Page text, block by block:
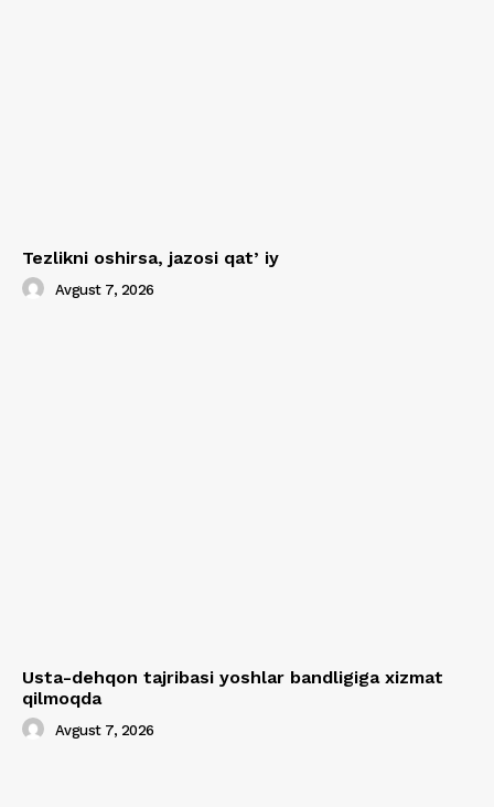
Tezlikni oshirsa, jazosi qatʼiy
Avgust 7, 2026
Usta-dehqon tajribasi yoshlar bandligiga xizmat
qilmoqda
Avgust 7, 2026